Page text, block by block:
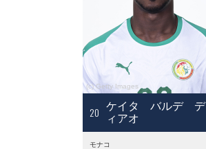
20
ケイタ バルデ デ
ィアオ
モナコ